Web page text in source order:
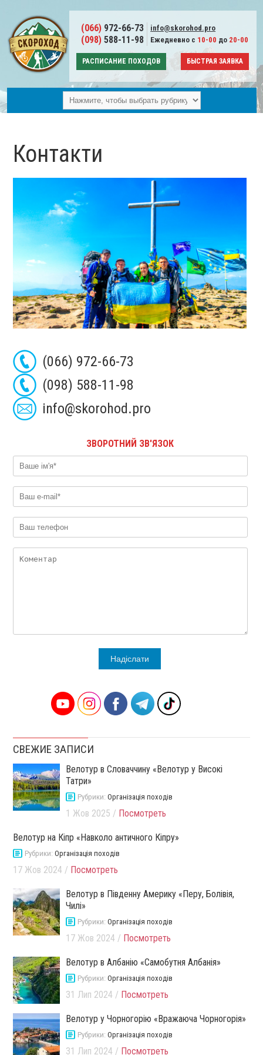
(066) 972-66-73
(098) 588-11-98
info@skorohod.pro
Ежедневно с 10-00 до 20-00
РАСПИСАНИЕ ПОХОДОВ БЫСТРАЯ ЗАЯВКА
Контакти
(066) 972-66-73
(098) 588-11-98
info@skorohod.pro
ЗВОРОТНИЙ ЗВ'ЯЗОК
СВЕЖИЕ ЗАПИСИ
Велотур в Словаччину «Велотур у Високі
Татри»
Рубрики:Організація походів
1 Жов 2025 / Посмотреть
Велотур на Кіпр «Навколо античного Кіпру»
Рубрики:Організація походів
17 Жов 2024 / Посмотреть
Велотур в Південну Америку «Перу, Болівія,
Чилі»
Рубрики:Організація походів
17 Жов 2024 / Посмотреть
Велотур в Албанію «Самобутня Албанія»
Рубрики:Організація походів
31 Лип 2024 / Посмотреть
Велотур у Чорногорію «Вражаюча Чорногорія»
Рубрики:Організація походів
31 Лип 2024 / Посмотреть